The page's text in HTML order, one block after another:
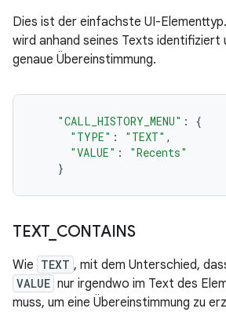
Dies ist der einfachste UI-
wird anhand seines Texts
genaue Übereinstimmung.
"CALL_HISTORY_MENU" :
{
"TYPE" : "TEXT" ,
"VALUE" :
"Recents"
}
TEXT_ CONTAINS
Wie TEXT , mit dem Unterschied,
VALUE nur irgendwo im Text des
muss, um eine Übereinstimmung zu